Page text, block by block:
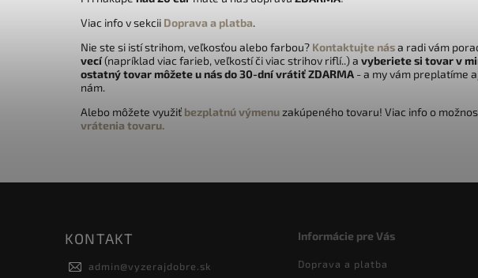
Viac info v sekcii Doprava a platba.
Nie ste si istí strihom, veľkosťou alebo farbou? Kontaktujte nása radi vám
vecí(napríklad viac farieb, veľkostí či viac strihov riflí..) a vyberiete si tovar v
ostatný tovar môžete u nás do 30-dní vrátiťZDARMA - a my vám preplatíme
nám.
Alebo môžete využiť bezplatnú výmenuzakúpeného tovaru! Viac info o
vrátenia tovaru.
KONTAKT
admin@vyzerajdobre.sk
Informácie pre Vás
Doprava a platba